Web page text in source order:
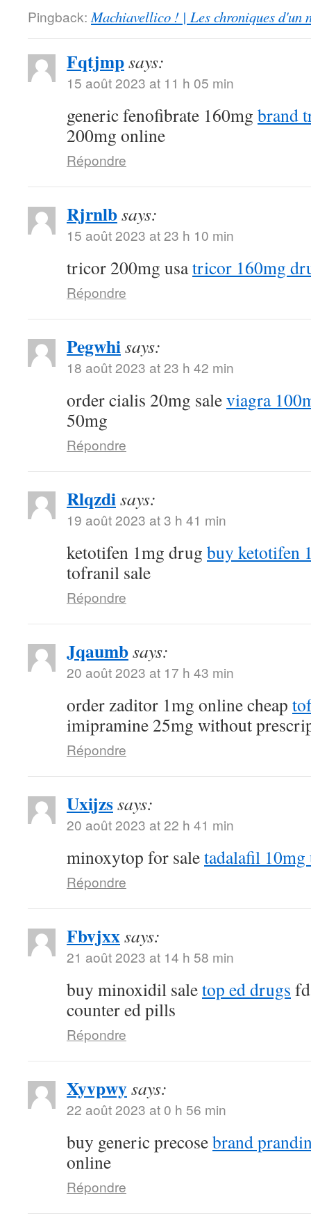
Pingback: Machiavellico ! | Les chroniques d'un
Fqtjmpsays:
15 août 2023 at 11 h 05 min
generic fenofibrate 160mg brand
200mg online
Répondre
Rjrnlbsays:
15 août 2023 at 23 h 10 min
tricor 200mg usatricor 160mg
Répondre
Pegwhisays:
18 août 2023 at 23 h 42 min
order cialis 20mg saleviagra
50mg
Répondre
Rlqzdisays:
19 août 2023 at 3 h 41 min
ketotifen 1mg drug buy ketotifen
tofranil sale
Répondre
Jqaumbsays:
20 août 2023 at 17 h 43 min
order zaditor 1mg online cheap
imipramine 25mg without
Répondre
Uxijzssays:
20 août 2023 at 22 h 41 min
minoxytop for saletadalafil 10mg
Répondre
Fbvjxxsays:
21 août 2023 at 14 h 58 min
buy minoxidil saletop ed drugs
counter ed pills
Répondre
Xyvpwysays:
22 août 2023 at 0 h 56 min
buy generic precosebrand
online
Répondre